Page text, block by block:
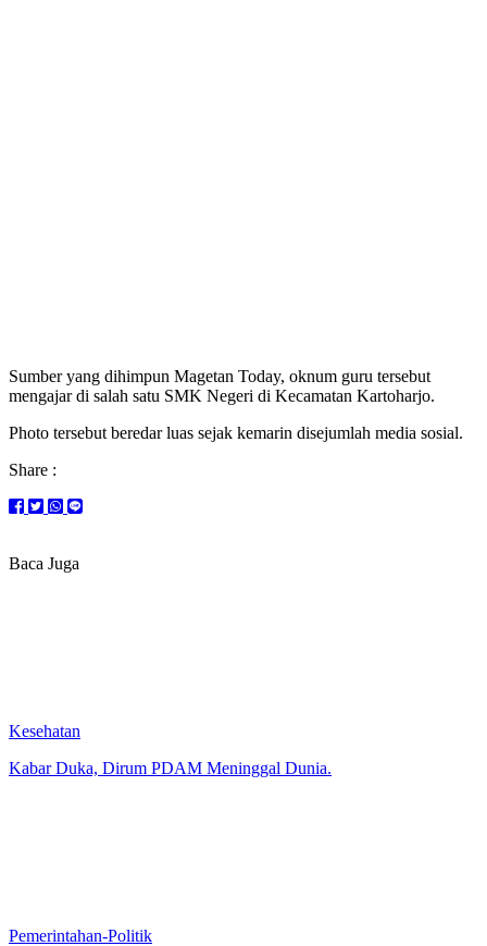
Sumber yang dihimpun Magetan Today, oknum guru tersebut
mengajar di salah satu SMK Negeri di Kecamatan Kartoharjo.
Photo tersebut beredar luas sejak kemarin disejumlah media sosial.
Share :
Baca Juga
Kesehatan
Kabar Duka, Dirum PDAM Meninggal Dunia.
Pemerintahan-Politik